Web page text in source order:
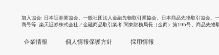
加入協会 日本証券業協会 一般社団法人金融先物取引業協会 日本商品先物取引協会
商号等 楽天証券株式会社／金融商品取引業者 関東財務局長（金商）第195号、商品先物
企業情報 個人情報保護方針 採用情報